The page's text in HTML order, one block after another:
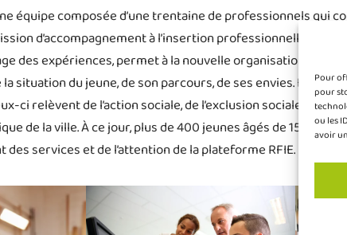
Pour
pour
ou les
avoir
équipe composée d’une trentaine de professionnels qui
d’accompagnement à l’insertion professionnelle. La
des expériences, permet à la nouvelle organisation de
situation du jeune, de son parcours, de ses envies.
ci relèvent de l’action sociale, de l’exclusion sociale, du
de la ville. À ce jour, plus de 400 jeunes âgés de 15 à 29
services et de l’attention de la plateforme RFIE.